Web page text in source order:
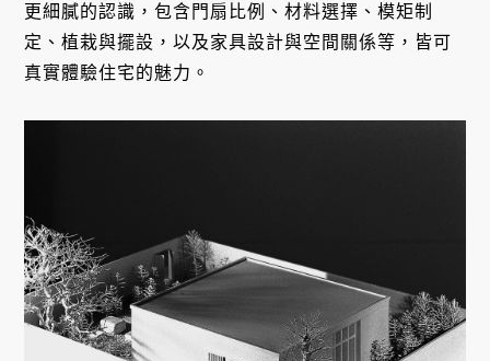
更細膩的認識，包含門扇比例、材料選擇、模矩制
定、植栽與擺設，以及家具設計與空間關係等，皆可
真實體驗住宅的魅力。